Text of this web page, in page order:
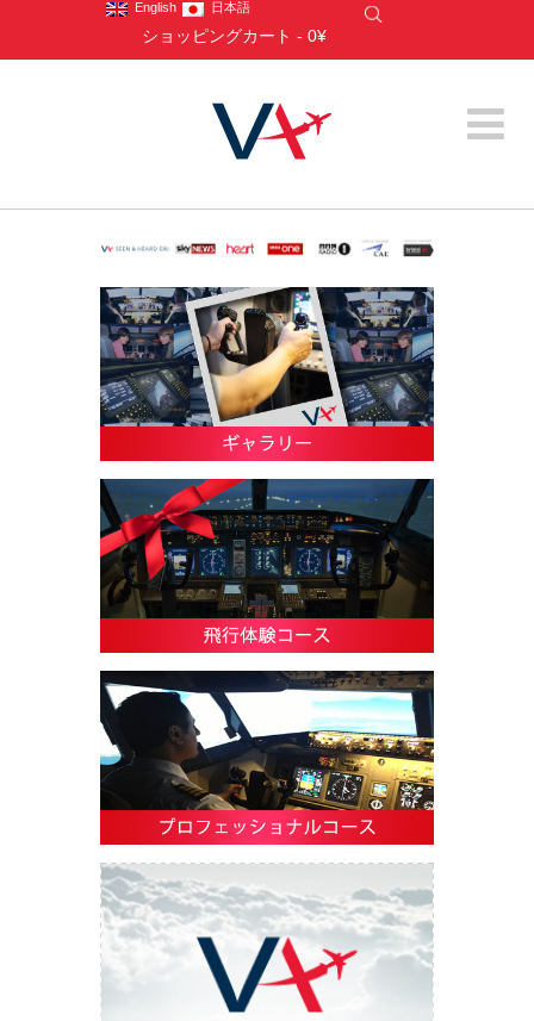
English 日本語
ショッピングカート - 0¥